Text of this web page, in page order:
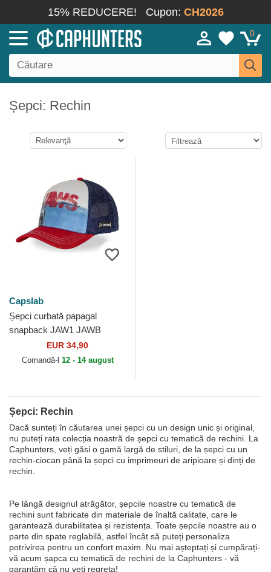
15% REDUCERE! Cupon: CH2026
0
Șepci: Rechin
Capslab
Șepci curbată papagal
snapback JAW1 JAWB
Rechin de Capslab
EUR 34,90
Comandă-l 12 - 14 august
Șepci: Rechin
Dacă sunteți în căutarea unei șepci cu un design unic și original,
nu puteți rata colecția noastră de șepci cu tematică de rechini. La
Caphunters, veți găsi o gamă largă de stiluri, de la șepci cu un
rechin-ciocan până la șepci cu imprimeuri de aripioare și dinți de
rechin.
Pe lângă designul atrăgător, șepcile noastre cu tematică de
rechini sunt fabricate din materiale de înaltă calitate, care le
garantează durabilitatea și rezistența. Toate șepcile noastre au o
parte din spate reglabilă, astfel încât să puteți personaliza
potrivirea pentru un confort maxim. Nu mai așteptați și cumpărați-
vă acum șapca cu tematică de rechini de la Caphunters - vă
garantăm că nu veți regreta!